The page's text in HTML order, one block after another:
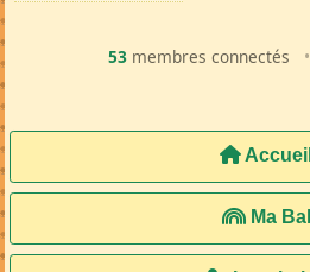
53 membres connectés •
Accueil
Ma Bal